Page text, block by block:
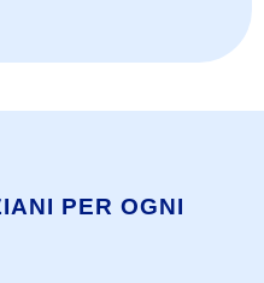
PER OGNI